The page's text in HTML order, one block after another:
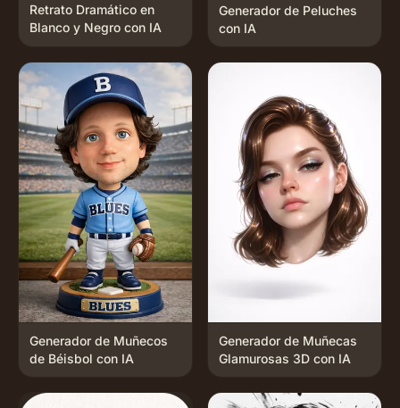
Retrato Dramático en
Blanco y Negro con IA
Generador de Peluches
con IA
Generador de Muñecos
de Béisbol con IA
Generador de Muñecas
Glamurosas 3D con IA